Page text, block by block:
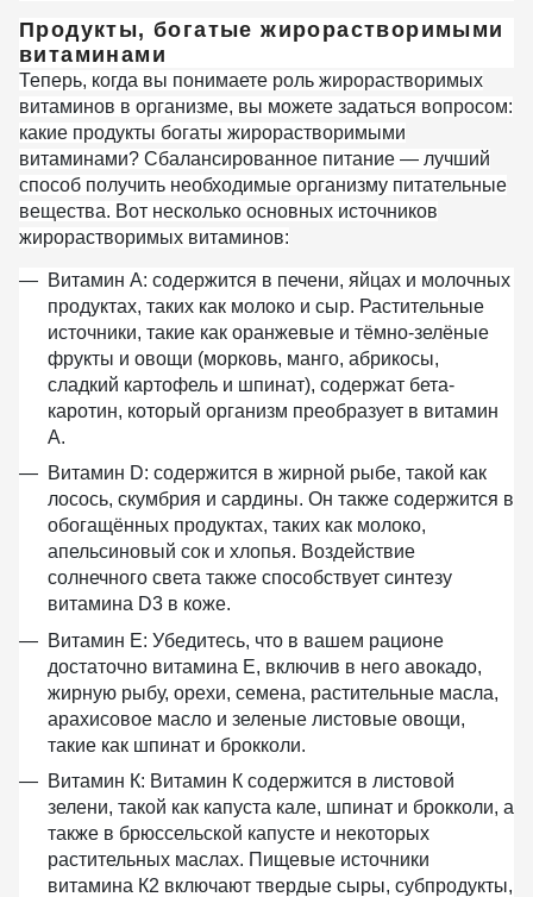
Продукты, богатые жирорастворимыми
витаминами
Теперь, когда вы понимаете роль жирорастворимых
витаминов в организме, вы можете задаться вопросом:
какие продукты богаты жирорастворимыми
витаминами? Сбалансированное питание — лучший
способ получить необходимые организму питательные
вещества. Вот несколько основных источников
жирорастворимых витаминов:
Витамин А: содержится в печени, яйцах и молочных
продуктах, таких как молоко и сыр. Растительные
источники, такие как оранжевые и тёмно-зелёные
фрукты и овощи (морковь, манго, абрикосы,
сладкий картофель и шпинат), содержат бета-
каротин, который организм преобразует в витамин
А.
Витамин D: содержится в жирной рыбе, такой как
лосось, скумбрия и сардины. Он также содержится в
обогащённых продуктах, таких как молоко,
апельсиновый сок и хлопья. Воздействие
солнечного света также способствует синтезу
витамина D3 в коже.
Витамин Е: Убедитесь, что в вашем рационе
достаточно витамина Е, включив в него авокадо,
жирную рыбу, орехи, семена, растительные масла,
арахисовое масло и зеленые листовые овощи,
такие как шпинат и брокколи.
Витамин К: Витамин К содержится в листовой
зелени, такой как капуста кале, шпинат и брокколи, а
также в брюссельской капусте и некоторых
растительных маслах. Пищевые источники
витамина К2 включают твердые сыры, субпродукты,